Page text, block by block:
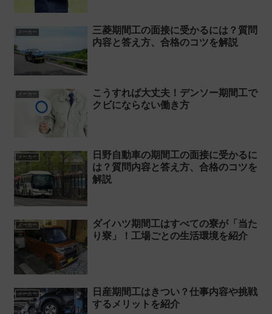
メーカー
三菱期間工の面接に受かるには？質問
内容と答え方、合格のコツを解説
メーカー
こうすれば大丈夫！デンソー期間工で
クビにならない働き方
メーカー
日野自動車の期間工の面接に受かるに
は？質問内容と答え方、合格のコツを
解説
メーカー
ダイハツ期間工はすべての寮が「当た
り寮」！工場ごとの生活環境を紹介
メーカー
日産期間工はきつい？仕事内容や挑戦
するメリットを紹介